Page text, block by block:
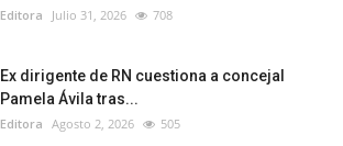
Editora Julio 31, 2026 708
Ex dirigente de RN cuestiona a concejal
Pamela Ávila tras...
Editora Agosto 2, 2026 505